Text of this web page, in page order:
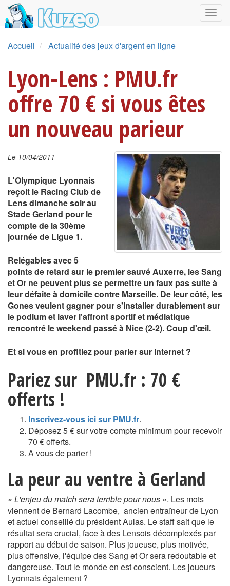
Accueil Actualité des jeux d'argent en ligne
Lyon-Lens : PMU.fr
offre 70 € si vous êtes
un nouveau parieur
Le 10/04/2011
L'Olympique Lyonnais
reçoit le Racing Club de
Lens dimanche soir au
Stade Gerland pour le
compte de la 30ème
journée de Ligue 1.
Relégables avec 5
points de retard sur le premier sauvé Auxerre, les Sang
et Or ne peuvent plus se permettre un faux pas suite à
leur défaite à domicile contre Marseille. De leur côté, les
Gones veulent gagner pour s'installer durablement sur
le podium et laver l'affront sportif et médiatique
rencontré le weekend passé à Nice (2-2). Coup d'œil.
Et si vous en profitiez pour parier sur internet ?
Pariez sur PMU.fr : 70 €
offerts !
Inscrivez-vous ici sur PMU.fr.
Déposez 5 € sur votre compte minimum pour recevoir
70 € offerts.
A vous de parier !
La peur au ventre à Gerland
« L'enjeu du match sera terrible pour nous ». Les mots
viennent de Bernard Lacombe, ancien entraîneur de Lyon
et actuel conseillé du président Aulas. Le staff sait que le
résultat sera crucial, face à des Lensois décomplexés par
rapport au début de saison. Plus joueuse, plus motivée,
plus offensive, l'équipe des Sang et Or sera redoutable et
dangereuse. Tout le monde en est conscient. Les joueurs
Lyonnais également ?